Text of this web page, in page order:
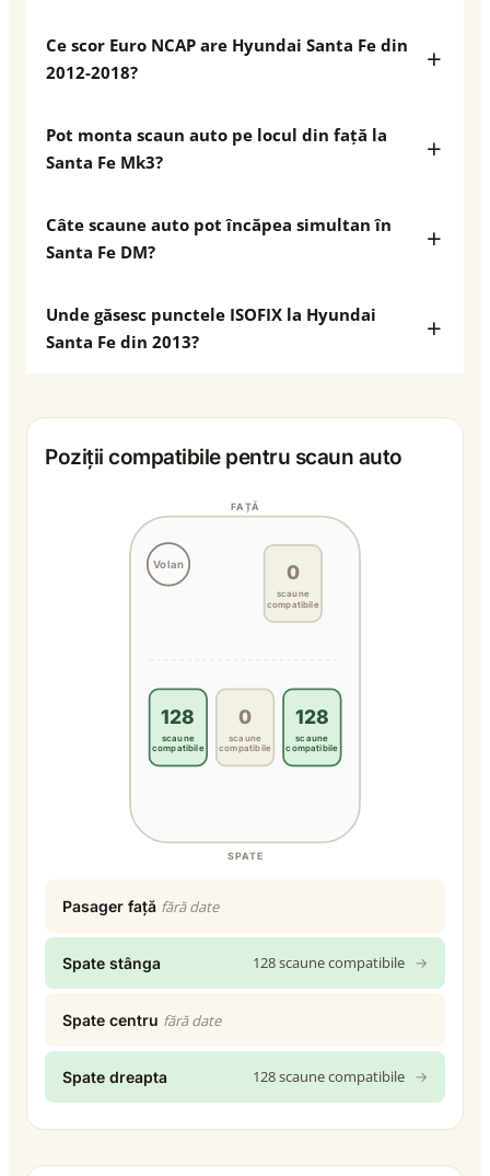
Ce scor Euro NCAP are Hyundai Santa Fe din
2012-2018?
Pot monta scaun auto pe locul din față la
Santa Fe Mk3?
Câte scaune auto pot încăpea simultan în
Santa Fe DM?
Unde găsesc punctele ISOFIX la Hyundai
Santa Fe din 2013?
Poziții compatibile pentru scaun auto
Volan
FAȚĂ
SPATE
0
scaune
compatibile
128
scaune
compatibile
0
scaune
compatibile
128
scaune
compatibile
Pasager față fără date
Spate stânga 128 scaune compatibile →
Spate centru fără date
Spate dreapta 128 scaune compatibile →